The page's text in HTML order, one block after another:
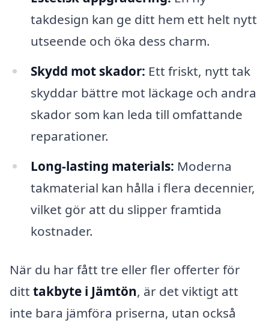
takdesign kan ge ditt hem ett helt nytt
utseende och öka dess charm.
Skydd mot skador: Ett friskt, nytt tak
skyddar bättre mot läckage och andra
skador som kan leda till omfattande
reparationer.
Long-lasting materials: Moderna
takmaterial kan hålla i flera decennier,
vilket gör att du slipper framtida
kostnader.
När du har fått tre eller fler offerter för
ditt takbyte i Jämtön, är det viktigt att
inte bara jämföra priserna, utan också